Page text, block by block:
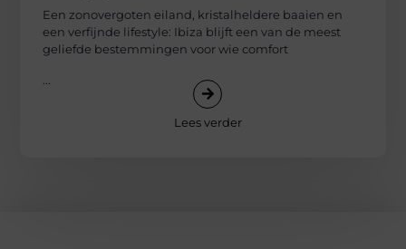
Een zonovergoten eiland, kristalheldere baaien en
een verfijnde lifestyle: Ibiza blijft een van de meest
geliefde bestemmingen voor wie comfort
Lees verder